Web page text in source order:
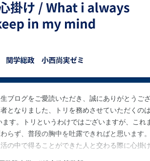
ブログをご愛読いただき、誠にありがとうご
となりました、トリを務めさせていただくの
ます。トリというわけではございますが、これ
らず、普段の胸中を吐露できればと思います
の中で得ることができた人と交わる際に心掛